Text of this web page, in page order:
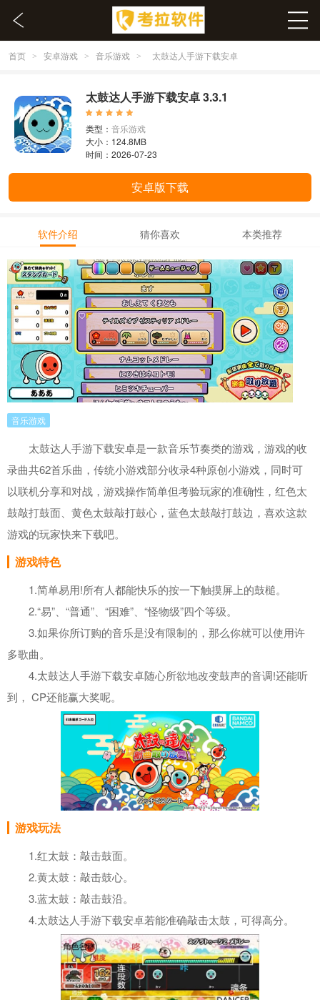
首页 > 安卓游戏 > 音乐游戏 > 太鼓达人手游下载安卓
太鼓达人手游下载安卓 3.3.1
类型： 音乐游戏
大小：124.8MB
时间：2026-07-23
安卓版下载
软件介绍 猜你喜欢 本类推荐
音乐游戏
太鼓达人手游下载安卓是一款音乐节奏类的游戏，游戏的收
录曲共62首乐曲，传统小游戏部分收录4种原创小游戏，同时可
以联机分享和对战，游戏操作简单但考验玩家的准确性，红色太
鼓敲打鼓面、黄色太鼓敲打鼓心，蓝色太鼓敲打鼓边，喜欢这款
游戏的玩家快来下载吧。
游戏特色
1.简单易用!所有人都能快乐的按一下触摸屏上的鼓槌。
2.“易”、“普通”、“困难”、“怪物级”四个等级。
3.如果你所订购的音乐是没有限制的，那么你就可以使用许
多歌曲。
4.太鼓达人手游下载安卓随心所欲地改变鼓声的音调!还能听
到， CP还能赢大奖呢。
游戏玩法
1.红太鼓：敲击鼓面。
2.黄太鼓：敲击鼓心。
3.蓝太鼓：敲击鼓沿。
4.太鼓达人手游下载安卓若能准确敲击太鼓，可得高分。